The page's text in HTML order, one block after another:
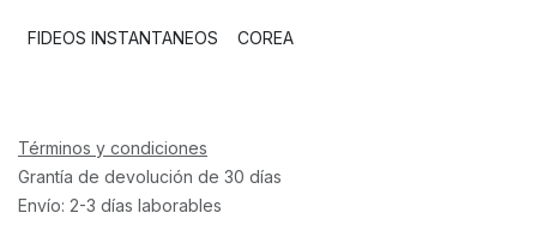
FIDEOS INSTANTANEOS COREA
Términos y condiciones
Grantía de devolución de 30 días
Envío: 2-3 días laborables